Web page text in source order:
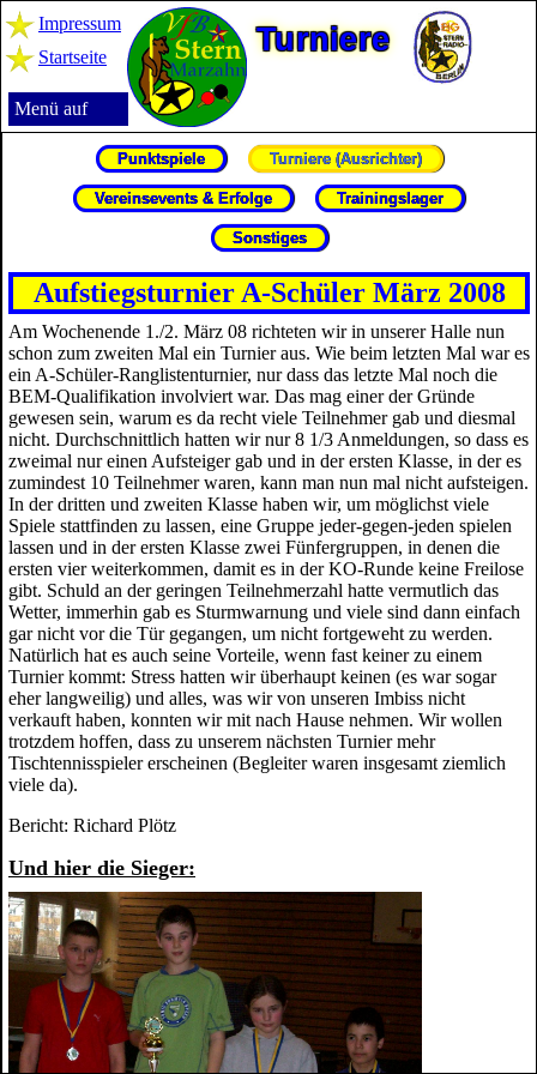
Impressum
Startseite
Turniere
Menü auf
Punktspiele Turniere (Ausrichter)
Vereinsevents & Erfolge Trainingslager
Sonstiges
Aufstiegsturnier A-Schüler März 2008
Am Wochenende 1./2. März 08 richteten wir in unserer Halle nun
schon zum zweiten Mal ein Turnier aus. Wie beim letzten Mal war es
ein A-Schüler-Ranglistenturnier, nur dass das letzte Mal noch die
BEM-Qualifikation involviert war. Das mag einer der Gründe
gewesen sein, warum es da recht viele Teilnehmer gab und diesmal
nicht. Durchschnittlich hatten wir nur 8 1/3 Anmeldungen, so dass es
zweimal nur einen Aufsteiger gab und in der ersten Klasse, in der es
zumindest 10 Teilnehmer waren, kann man nun mal nicht aufsteigen.
In der dritten und zweiten Klasse haben wir, um möglichst viele
Spiele stattfinden zu lassen, eine Gruppe jeder-gegen-jeden spielen
lassen und in der ersten Klasse zwei Fünfergruppen, in denen die
ersten vier weiterkommen, damit es in der KO-Runde keine Freilose
gibt. Schuld an der geringen Teilnehmerzahl hatte vermutlich das
Wetter, immerhin gab es Sturmwarnung und viele sind dann einfach
gar nicht vor die Tür gegangen, um nicht fortgeweht zu werden.
Natürlich hat es auch seine Vorteile, wenn fast keiner zu einem
Turnier kommt: Stress hatten wir überhaupt keinen (es war sogar
eher langweilig) und alles, was wir von unseren Imbiss nicht
verkauft haben, konnten wir mit nach Hause nehmen. Wir wollen
trotzdem hoffen, dass zu unserem nächsten Turnier mehr
Tischtennisspieler erscheinen (Begleiter waren insgesamt ziemlich
viele da).
Bericht: Richard Plötz
Und hier die Sieger: